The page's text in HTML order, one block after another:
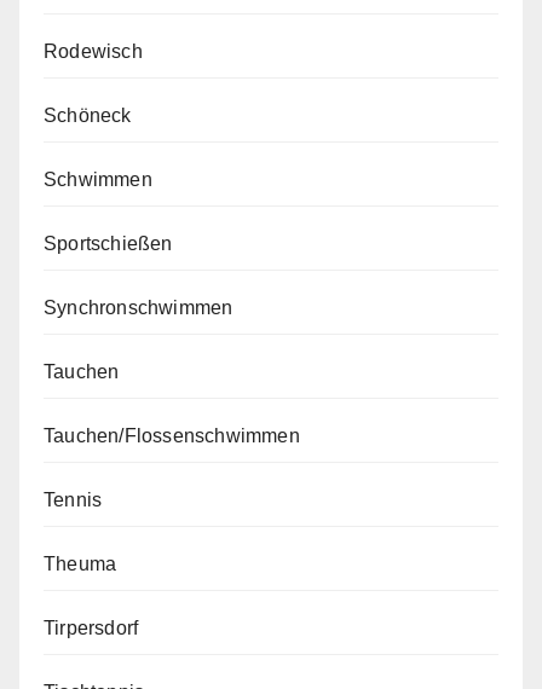
Rodewisch
Schöneck
Schwimmen
Sportschießen
Synchronschwimmen
Tauchen
Tauchen/Flossenschwimmen
Tennis
Theuma
Tirpersdorf